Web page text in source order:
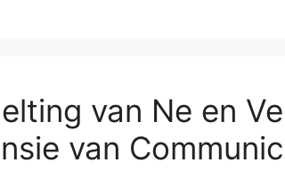
van Ne en
van